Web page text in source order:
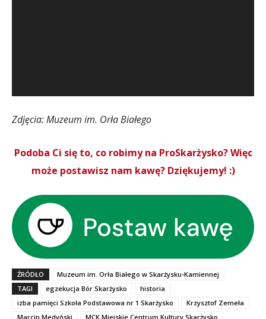
Zdjęcia: Muzeum im. Orła Białego
Podoba Ci się to, co robimy na ProSkarżysko? Więc
może postawisz nam kawę? Dziękujemy! :)
ŹRÓDŁO
Muzeum im. Orła Białego w Skarżysku-Kamiennej
TAGI
egzekucja Bór Skarżysko
historia
izba pamięci Szkoła Podstawowa nr 1 Skarżysko
Krzysztof Zemeła
Marcin Medyński
MCK Miejskie Centrum Kultury Skarżysko